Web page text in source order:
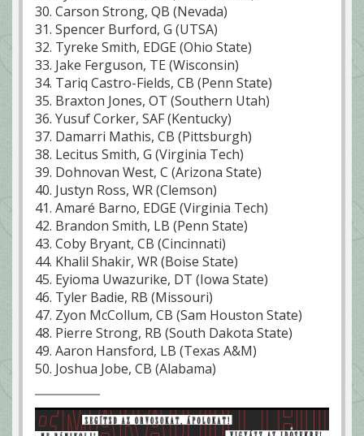
30. Carson Strong, QB (Nevada)
31. Spencer Burford, G (UTSA)
32. Tyreke Smith, EDGE (Ohio State)
33. Jake Ferguson, TE (Wisconsin)
34. Tariq Castro-Fields, CB (Penn State)
35. Braxton Jones, OT (Southern Utah)
36. Yusuf Corker, SAF (Kentucky)
37. Damarri Mathis, CB (Pittsburgh)
38. Lecitus Smith, G (Virginia Tech)
39. Dohnovan West, C (Arizona State)
40. Justyn Ross, WR (Clemson)
41. Amaré Barno, EDGE (Virginia Tech)
42. Brandon Smith, LB (Penn State)
43. Coby Bryant, CB (Cincinnati)
44. Khalil Shakir, WR (Boise State)
45. Eyioma Uwazurike, DT (Iowa State)
46. Tyler Badie, RB (Missouri)
47. Zyon McCollum, CB (Sam Houston State)
48. Pierre Strong, RB (South Dakota State)
49. Aaron Hansford, LB (Texas A&M)
50. Joshua Jobe, CB (Alabama)